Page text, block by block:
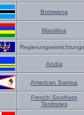
Botswana
Mauritius
Aruba
American Samoa
French Southern
Territories